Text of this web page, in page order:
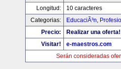
Longitud:
10 caracteres
Categorias:
EducaciÃ³n,
Precio:
Realizar una oferta!
Visitar!
e-maestros.com
Serán consideradas